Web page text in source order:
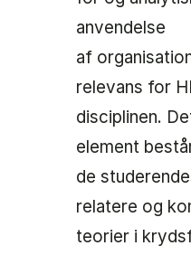
anvendelse
af
relevans for
disciplinen.
element
de
relatere og
teorier i